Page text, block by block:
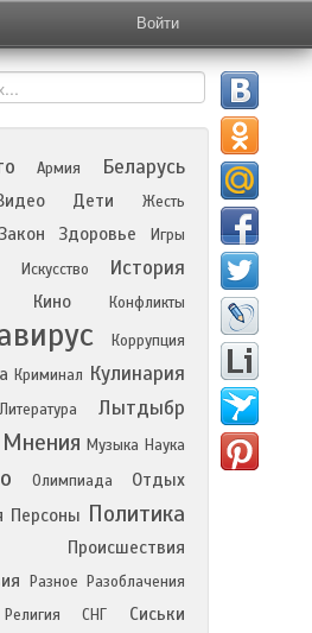
Войти
Армия Беларусь
Дети
Жесть
Закон Здоровье Игры
Искусство История
Кино Конфликты
Коррупция
Криминал Кулинария
Литература Лытдыбр
Мнения Музыка Наука
Олимпиада
Отдых
Персоны Политика
Происшествия
Разное Разоблачения
Религия СНГ
Сиськи